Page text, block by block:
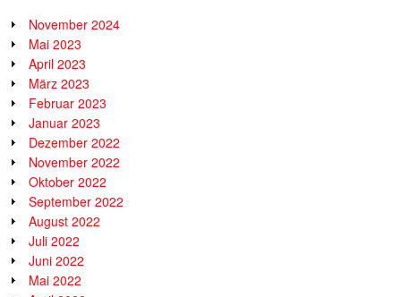
November 2024
Mai 2023
April 2023
März 2023
Februar 2023
Januar 2023
Dezember 2022
November 2022
Oktober 2022
September 2022
August 2022
Juli 2022
Juni 2022
Mai 2022